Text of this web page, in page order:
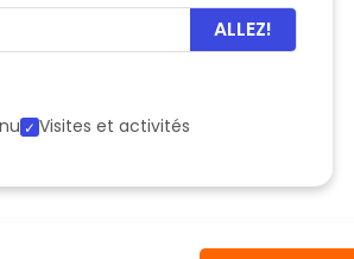
ALLEZ!
Visites et activités